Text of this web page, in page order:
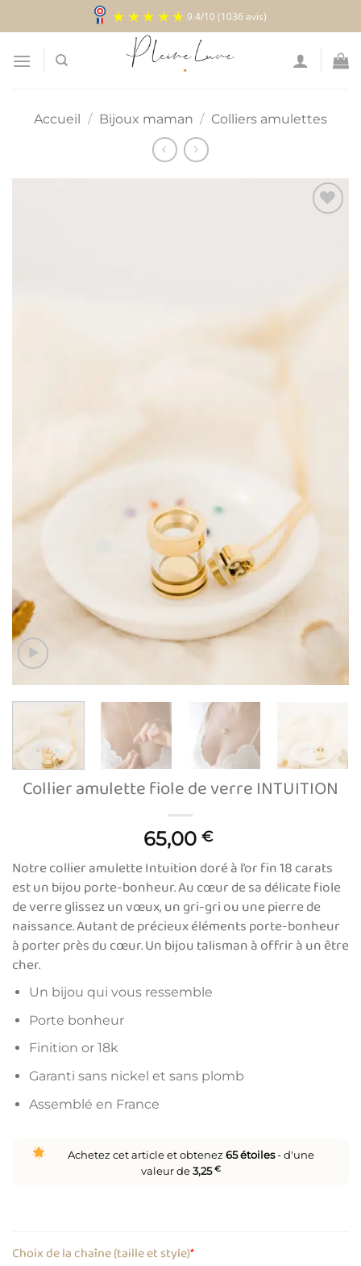
au
contenu
9.4/10(1036 avis)
Accueil / Bijoux maman / Colliers amulettes
Collier amulette fiole de verre INTUITION
65,00 €
Notre collier amulette Intuition doré à l’or fin 18 carats
est un bijou porte-bonheur. Au cœur de sa délicate fiole
de verre glissez un vœux, un gri-gri ou une pierre de
naissance. Autant de précieux éléments porte-bonheur
à porter près du cœur. Un bijou talisman à offrir à un être
cher.
Un bijou qui vous ressemble
Porte bonheur
Finition or 18k
Garanti sans nickel et sans plomb
Assemblé en France
Achetez cet article et obtenez 65étoiles- d'une
valeur de3,25€
*
Choix de la chaîne (taille et style)